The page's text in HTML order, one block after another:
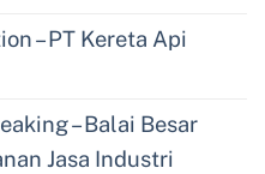
– PT Kereta Api
– Balai Besar
Jasa Industri